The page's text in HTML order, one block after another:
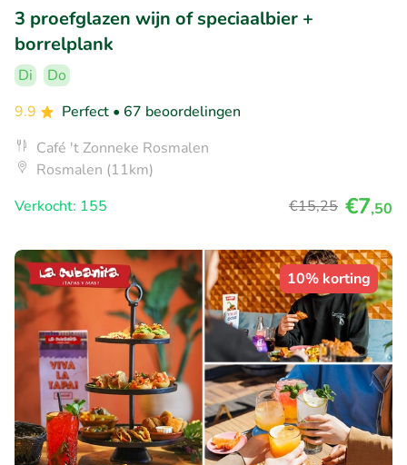
3 proefglazen wijn of speciaalbier +
borrelplank
Di
Do
9.9
Perfect • 67 beoordelingen
Café 't Zonneke Rosmalen
Rosmalen (11km)
Verkocht: 155
€15,25 €7,50
10% korting